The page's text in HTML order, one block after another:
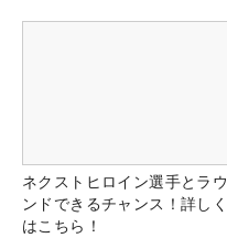
ネクストヒロイン選手とラウ
ンドできるチャンス！詳しく
はこちら！